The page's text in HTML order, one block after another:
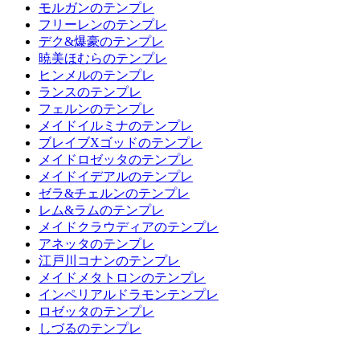
モルガンのテンプレ
フリーレンのテンプレ
デク&爆豪のテンプレ
暁美ほむらのテンプレ
ヒンメルのテンプレ
ランスのテンプレ
フェルンのテンプレ
メイドイルミナのテンプレ
ブレイブXゴッドのテンプレ
メイドロゼッタのテンプレ
メイドイデアルのテンプレ
ゼラ&チェルンのテンプレ
レム&ラムのテンプレ
メイドクラウディアのテンプレ
アネッタのテンプレ
江戸川コナンのテンプレ
メイドメタトロンのテンプレ
インペリアルドラモンテンプレ
ロゼッタのテンプレ
しづるのテンプレ